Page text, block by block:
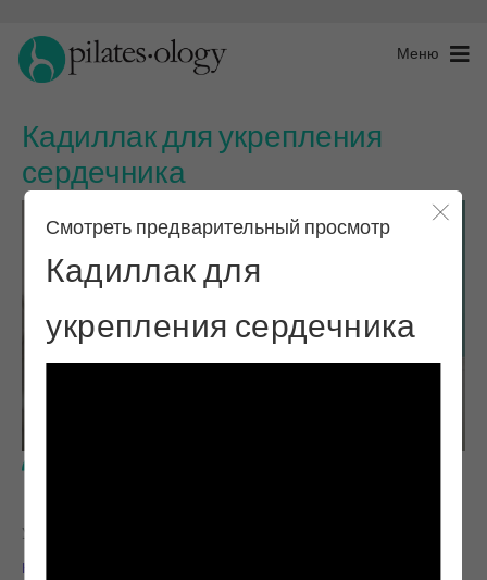
Меню
Кадиллак для укрепления
сердечника
Смотреть предварительный просмотр
Кадиллак для
укрепления сердечника
УЧИТЕЛЬ
Ниедра Габриэль